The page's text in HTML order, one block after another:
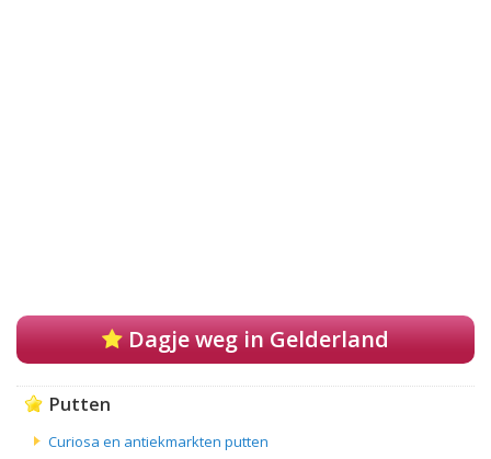
Dagje weg in Gelderland
Putten
Curiosa en antiekmarkten putten